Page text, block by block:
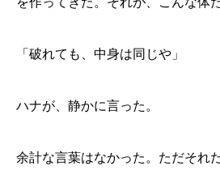
「破れても、中身は同じや」
ハナが、静かに言った。
余計な言葉はなかった。ただそれ